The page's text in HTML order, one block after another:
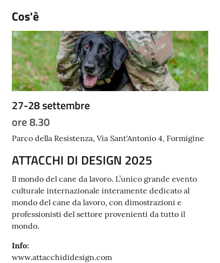
e
t
a
M
e
t
o
Tutti
argomenti...
Seguici
su
Cos'è
27-28 settembre
ore 8.30
Parco della Resistenza, Via Sant'Antonio 4, Formigine
ATTACCHI DI DESIGN 2025
Il mondo del cane da lavoro. L’unico grande evento
culturale internazionale interamente dedicato al
mondo del cane da lavoro, con dimostrazioni e
professionisti del settore provenienti da tutto il
mondo.
Info:
www.attacchididesign.com